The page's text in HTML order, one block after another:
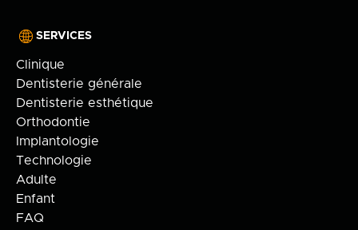
SERVICES
Clinique
Dentisterie générale
Dentisterie esthétique
Orthodontie
Implantologie
Technologie
Adulte
Enfant
FAQ